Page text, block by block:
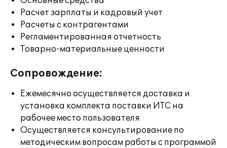
Расчет зарплаты и кадровый учет
Расчеты с контрагентами
Регламентированная отчетность
Товарно-материальные ценности
Сопровождение:
Ежемесячно осуществляется доставка и
установка комплекта поставки ИТС на
рабочее место пользователя
Осуществляется консультирование по
методическим вопросам работы с программой